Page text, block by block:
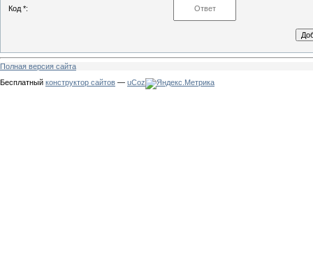
Код *:
Полная версия сайта
Бесплатный конструктор сайтов — uCoz